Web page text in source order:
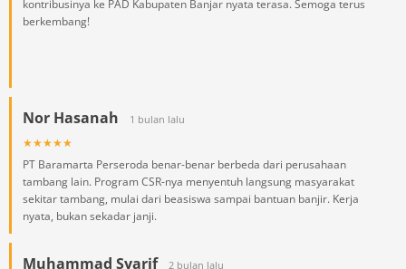
kontribusinya ke PAD Kabupaten Banjar nyata terasa. Semoga terus
berkembang!
Nor Hasanah 1 bulan lalu
★★★★★
PT Baramarta Perseroda benar-benar berbeda dari perusahaan
tambang lain. Program CSR-nya menyentuh langsung masyarakat
sekitar tambang, mulai dari beasiswa sampai bantuan banjir. Kerja
nyata, bukan sekadar janji.
Muhammad Syarif 2 bulan lalu